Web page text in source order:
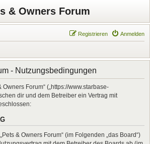
& Owners Forum
Anmelden
Registrieren
- Nutzungsbedingungen
Owners Forum“ („https://www.starbase-
dir und dem Betreiber ein Vertrag mit
& Owners Forum“ (im Folgenden „das Board“)